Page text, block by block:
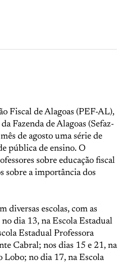
Fiscal de Alagoas (PEF-AL),
Fazenda de Alagoas (Sefaz-
de agosto uma série de
pública de ensino. O
sobre educação fiscal
sobre a importância dos
diversas escolas, com as
dia 13, na Escola Estadual
Estadual Professora
Cabral; nos dias 15 e 21, na
Lobo; no dia 17, na Escola